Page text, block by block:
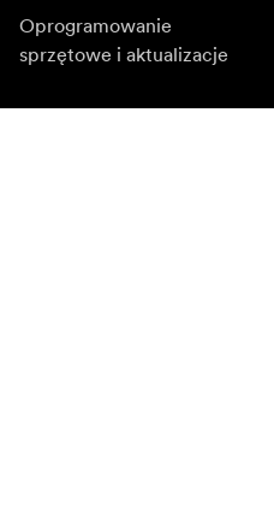
Oprogramowanie
sprzętowe i aktualizacje